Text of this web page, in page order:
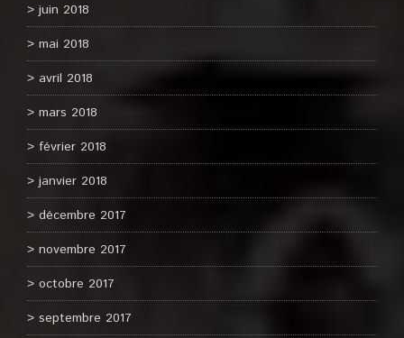
juin 2018
mai 2018
avril 2018
mars 2018
février 2018
janvier 2018
décembre 2017
novembre 2017
octobre 2017
septembre 2017